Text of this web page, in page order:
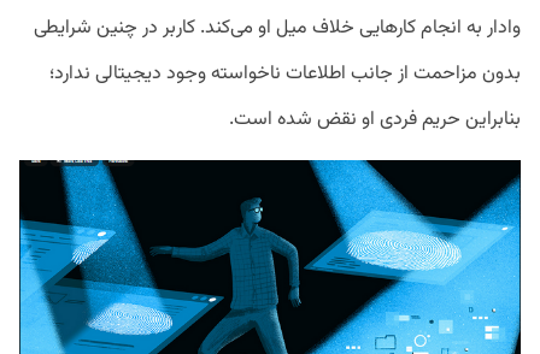
وادار به انجام کارهایی خلاف میل او می‌کند. کاربر در چنین شرایطی
بدون مزاحمت از جانب اطلاعات ناخواسته وجود دیجیتالی ندارد؛
بنابراین حریم فردی او نقض شده است.